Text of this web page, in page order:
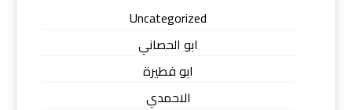
Uncategorized
ابو الحصاني
ابو فطيرة
الاحمدي